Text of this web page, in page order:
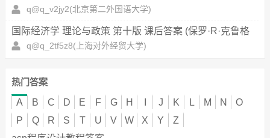
(Donald.E.Kieso Jerry.J.Weygandt)
q@q_v2jy2(北京第二外国语大学)
国际经济学 理论与政策 第十版 课后答案 (保罗·R·克鲁格
曼 茅瑞斯·奥伯斯法尔德)
q@q_2tf5z8(上海对外经贸大学)
q@q_nzu66
食品机械与设备 课后答案 (张佰清 李勇)
q@q_he55h2 (郑州大学西亚斯学院)
热门答案
A
B C D E F G H J K L M N
O
P
Q R S T U V W X Y
Z